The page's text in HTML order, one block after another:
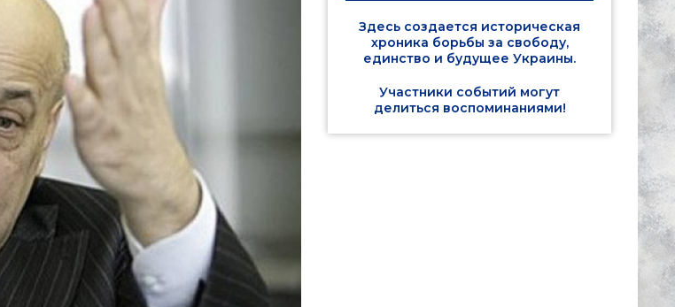
Здесь создается историческая
хроника борьбы за свободу,
единство и будущее Украины.
Участники событий могут
делиться воспоминаниями!